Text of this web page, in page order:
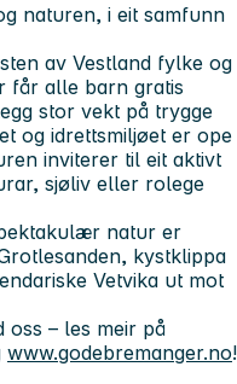
naturen, i eit samfunn
av Vestland fylke og
får alle barn gratis
stor vekt på trygge
og idrettsmiljøet er ope
inviterer til eit aktivt
sjøliv eller rolege
natur er
kystklippa
Vetvika ut mot
oss – les meir på
www.godebremanger.no!